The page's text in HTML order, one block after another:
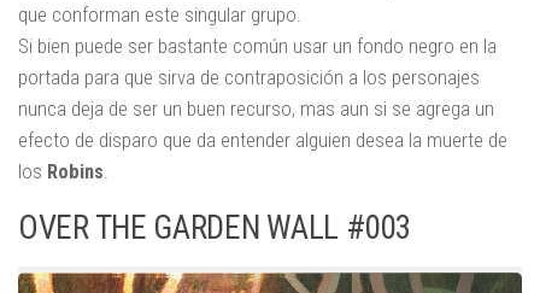
que conforman este singular grupo.
Si bien puede ser bastante común usar un fondo negro en la
portada para que sirva de contraposición a los personajes
nunca deja de ser un buen recurso, mas aun si se agrega un
efecto de disparo que da entender alguien desea la muerte de
los Robins
OVER THE GARDEN WALL #003